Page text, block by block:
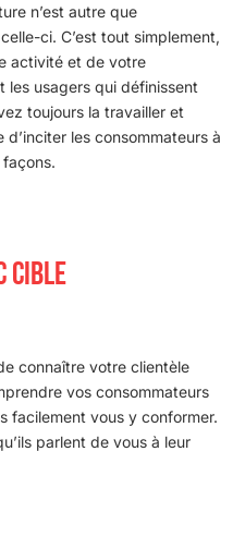
n’est autre que
ci. C’est tout simplement,
activité et de votre
les usagers qui définissent
toujours la travailler et
d’inciter les consommateurs à
CIBLE
connaître votre clientèle
vos consommateurs
facilement vous y conformer.
parlent de vous à leur